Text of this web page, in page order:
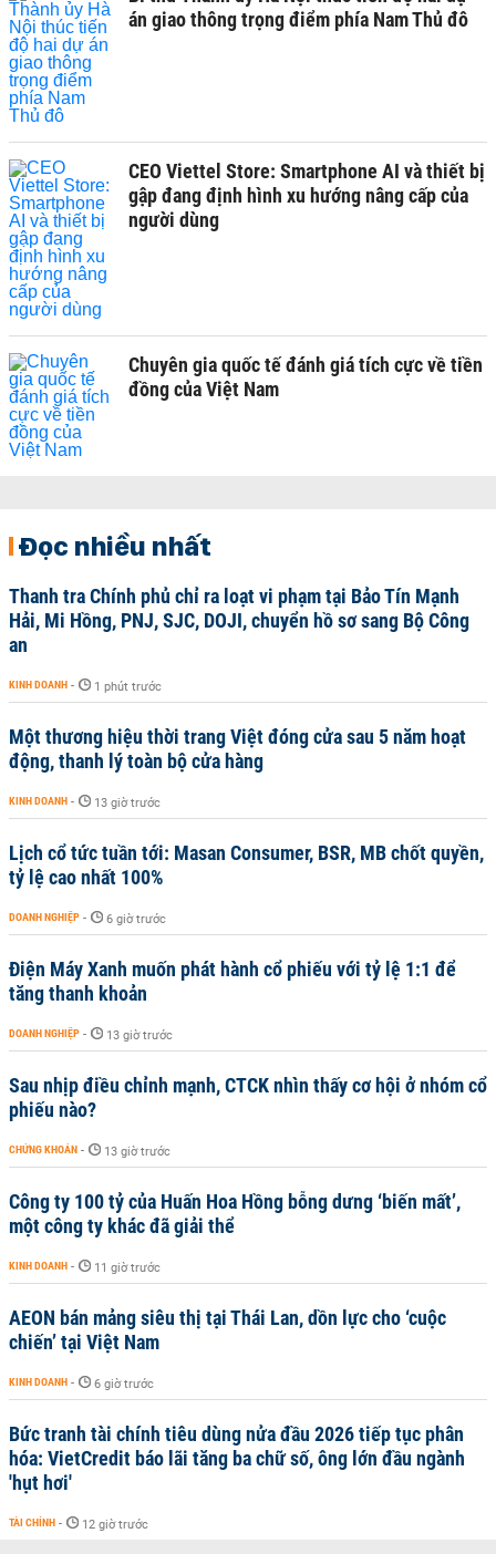
án giao thông trọng điểm phía Nam Thủ đô
CEO Viettel Store: Smartphone AI và thiết bị
gập đang định hình xu hướng nâng cấp của
người dùng
Chuyên gia quốc tế đánh giá tích cực về tiền
đồng của Việt Nam
Đọc nhiều nhất
Thanh tra Chính phủ chỉ ra loạt vi phạm tại Bảo Tín Mạnh
Hải, Mi Hồng, PNJ, SJC, DOJI, chuyển hồ sơ sang Bộ Công
an
KINH DOANH - 1 phút trước
Một thương hiệu thời trang Việt đóng cửa sau 5 năm hoạt
động, thanh lý toàn bộ cửa hàng
KINH DOANH - 13 giờ trước
Lịch cổ tức tuần tới: Masan Consumer, BSR, MB chốt quyền,
tỷ lệ cao nhất 100%
DOANH NGHIỆP - 6 giờ trước
Điện Máy Xanh muốn phát hành cổ phiếu với tỷ lệ 1:1 để
tăng thanh khoản
DOANH NGHIỆP - 13 giờ trước
Sau nhịp điều chỉnh mạnh, CTCK nhìn thấy cơ hội ở nhóm cổ
phiếu nào?
CHỨNG KHOÁN - 13 giờ trước
Công ty 100 tỷ của Huấn Hoa Hồng bỗng dưng ‘biến mất’,
một công ty khác đã giải thể
KINH DOANH - 11 giờ trước
AEON bán mảng siêu thị tại Thái Lan, dồn lực cho ‘cuộc
chiến’ tại Việt Nam
KINH DOANH - 6 giờ trước
Bức tranh tài chính tiêu dùng nửa đầu 2026 tiếp tục phân
hóa: VietCredit báo lãi tăng ba chữ số, ông lớn đầu ngành
'hụt hơi'
TÀI CHÍNH - 12 giờ trước